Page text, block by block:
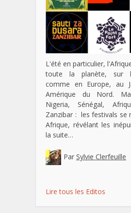
L'été en particulier,
toute la planète, sur
comme en Europe, au
Amérique du Nord.
Nigeria, Sénégal,
Zanzibar : les festivals se
Afrique, révélant les
la suite…
Par Sylvie Clerfeuille
Lire tous les Editos